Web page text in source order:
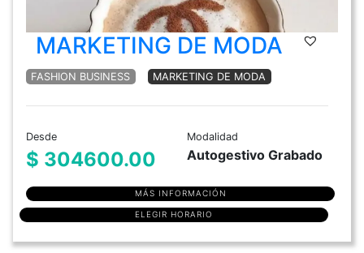
MARKETING DE MODA
FASHION BUSINESS MARKETING DE MODA
Desde
$ 304600.00
Modalidad
Autogestivo Grabado
MÁS INFORMACIÓN
ELEGIR HORARIO